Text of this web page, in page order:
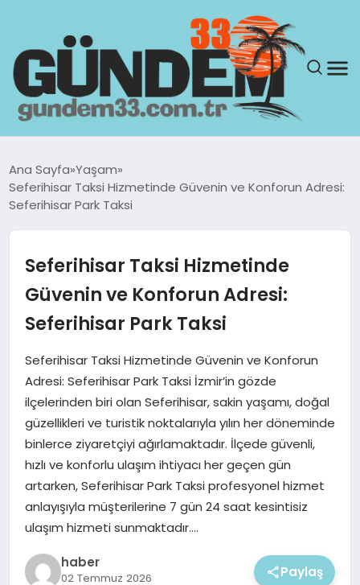
GÜNDEM
TEKNOLOJI
EKONOMI
MAGAZIN
Ana Sayfa Yaşam
Seferihisar Taksi Hizmetinde Güvenin ve Konforun Adresi:
Seferihisar Park Taksi
Seferihisar Taksi Hizmetinde
Güvenin ve Konforun Adresi:
Seferihisar Park Taksi
Seferihisar Taksi Hizmetinde Güvenin ve Konforun
Adresi: Seferihisar Park Taksi İzmir’in gözde
ilçelerinden biri olan Seferihisar, sakin yaşamı, doğal
güzellikleri ve turistik noktalarıyla yılın her döneminde
binlerce ziyaretçiyi ağırlamaktadır. İlçede güvenli,
hızlı ve konforlu ulaşım ihtiyacı her geçen gün
artarken, Seferihisar Park Taksi profesyonel hizmet
anlayışıyla müşterilerine 7 gün 24 saat kesintisiz
ulaşım hizmeti sunmaktadır….
haber
02 Temmuz 2026 Paylaş